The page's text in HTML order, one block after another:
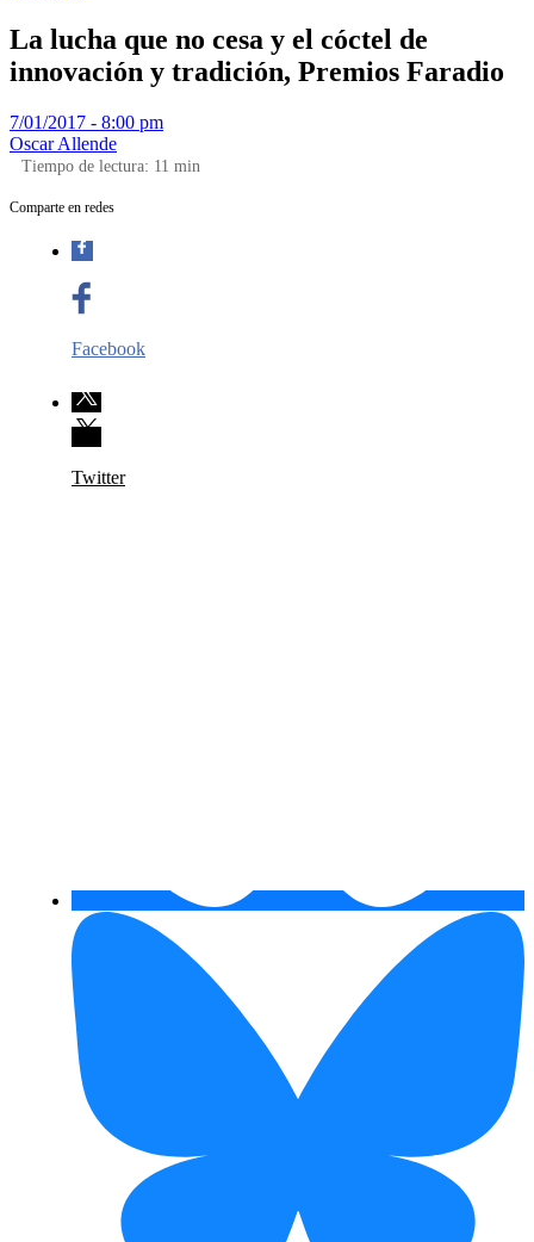
La lucha que no cesa y el cóctel de
innovación y tradición, Premios Faradio
7/01/2017 - 8:00 pm
Oscar Allende
Tiempo de lectura: 11 min
Comparte en redes
Facebook
Twitter